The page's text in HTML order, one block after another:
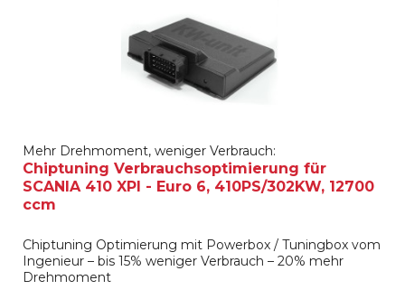
Mehr Drehmoment, weniger Verbrauch:
Chiptuning Verbrauchsoptimierung für
SCANIA 410 XPI - Euro 6, 410PS/302KW, 12700
ccm
Chiptuning Optimierung mit Powerbox / Tuningbox vom
Ingenieur – bis 15% weniger Verbrauch – 20% mehr
Drehmoment